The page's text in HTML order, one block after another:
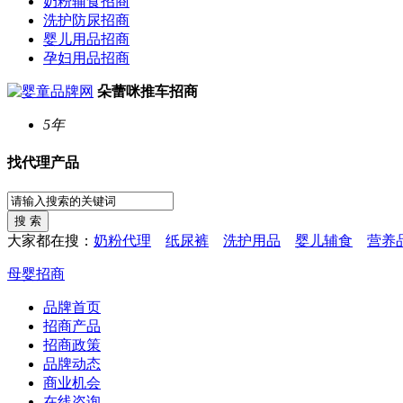
洗护防尿招商
婴儿用品招商
孕妇用品招商
朵蕾咪推车招商
5年
找代理产品
大家都在搜： 奶粉代理 纸尿裤 洗护用品 婴儿辅食 营养
母婴招商
品牌首页
招商产品
招商政策
品牌动态
商业机会